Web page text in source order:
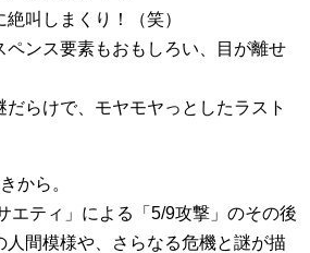
叫しまくり！（笑）
ペンス要素もおもしろい、目が離せ
らけで、モヤモヤっとしたラスト
から。
エティ」による「5/9攻撃」のその後
人間模様や、さらなる危機と謎が描